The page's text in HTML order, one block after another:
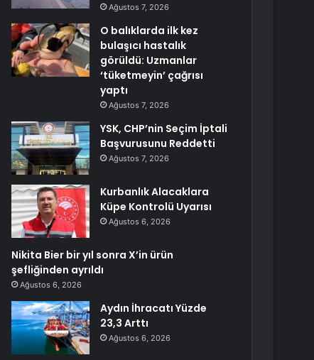
Ağustos 7, 2026
O balıklarda ilk kez
bulaşıcı hastalık
görüldü: Uzmanlar
‘tüketmeyin’ çağrısı
yaptı
Ağustos 7, 2026
YSK, CHP’nin Seçim İptali
Başvurusunu Reddetti
Ağustos 7, 2026
Kurbanlık Alacaklara
Küpe Kontrolü Uyarısı
Ağustos 6, 2026
Nikita Bier bir yıl sonra X’in ürün
şefliğinden ayrıldı
Ağustos 6, 2026
Aydın İhracatı Yüzde
23,3 Arttı
Ağustos 6, 2026